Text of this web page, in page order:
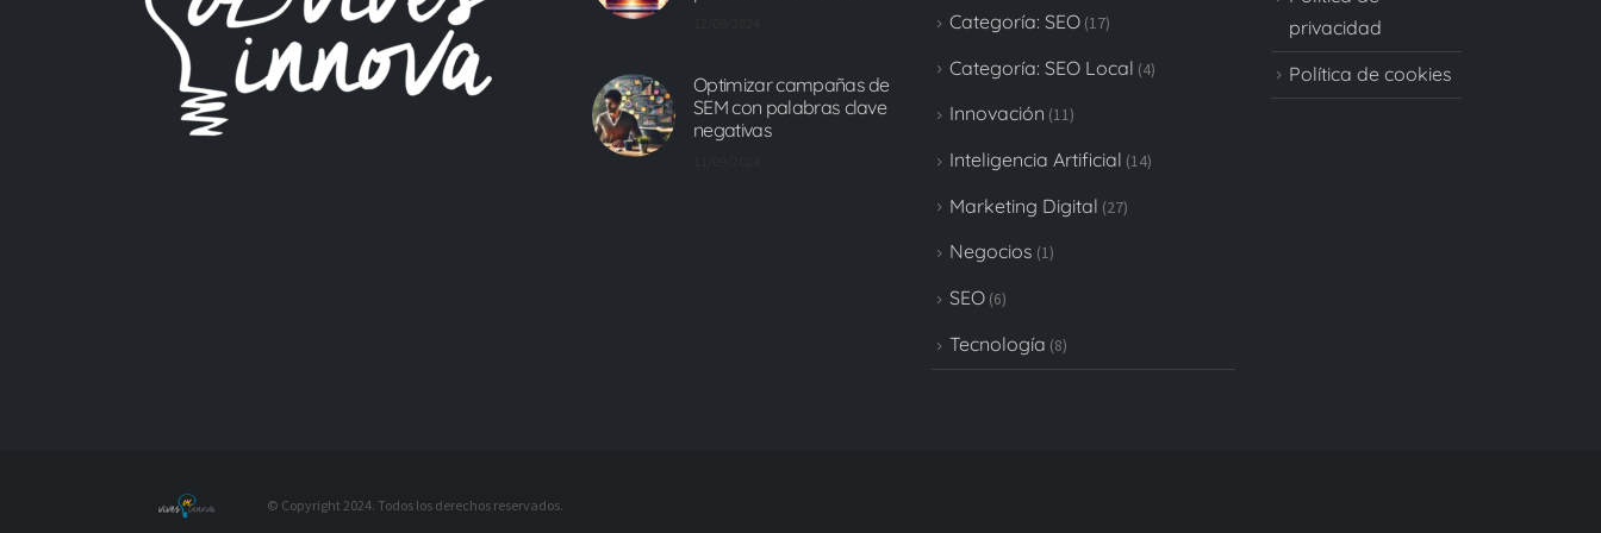
Optimizar campañas de
SEM con palabras clave
negativas
Categoría: SEO (17)
Categoría: SEO Local (4)
Innovación (11)
Inteligencia Artificial (14)
Marketing Digital (27)
Negocios (1)
SEO (6)
Tecnología (8)
privacidad
Política de cookies
© Copyright 2024. Todos los derechos reservados.